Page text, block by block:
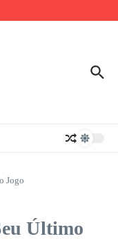
Definitiva para Ganhar Massa
Jogo
Último